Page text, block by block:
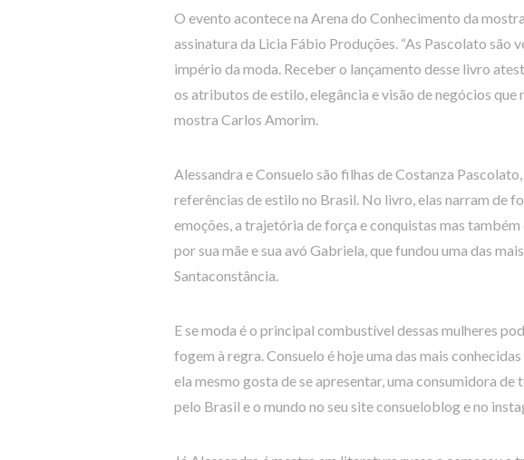
O evento acontece na Arena do Conhecimento da
assinatura da Licia Fábio Produções. “As Pascolato são
império da moda. Receber o lançamento desse livro
os atributos de estilo, elegância e visão de negócios que
mostra Carlos Amorim.
Alessandra e Consuelo são filhas de Costanza
referências de estilo no Brasil. No livro, elas narram de
emoções, a trajetória de força e conquistas mas
por sua mãe e sua avó Gabriela, que fundou uma das
Santaconstância.
E se moda é o principal combustível dessas mulheres
fogem à regra. Consuelo é hoje uma das mais
ela mesmo gosta de se apresentar, uma consumidora de
pelo Brasil e o mundo no seu site consueloblog e no